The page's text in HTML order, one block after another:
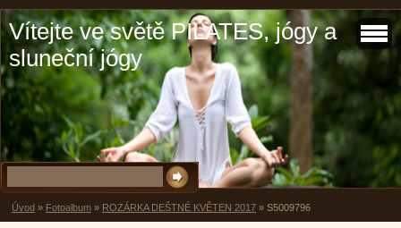
Vítejte ve světě PILATES, jógy a
sluneční jógy
Úvod » Fotoalbum » ROZÁRKA DEŠTNÉ KVĚTEN 2017 » S5009796